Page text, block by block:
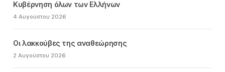
Κυβέρνηση όλων των Ελλήνων
4 Αυγούστου 2026
Οι λακκούβες της αναθεώρησης
2 Αυγούστου 2026